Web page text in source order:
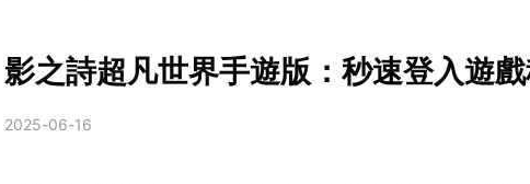
影之詩超凡世界手遊版：秒速登入遊戲
2025-06-16